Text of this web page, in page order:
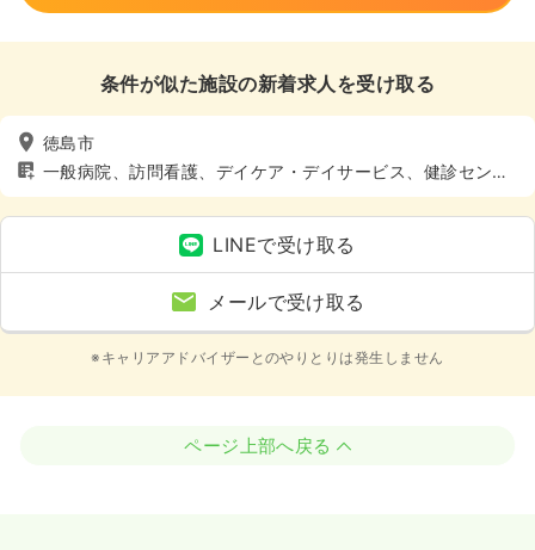
条件が似た施設の新着求人を受け取る
徳島市
一般病院、訪問看護、デイケア・デイサービス、健診センタ
ー、車通勤可（駐車場有）
LINEで受け取る
メールで受け取る
※キャリアアドバイザーとのやりとりは発生しません
ページ上部へ戻る